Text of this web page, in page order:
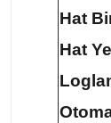
Hat
Hat